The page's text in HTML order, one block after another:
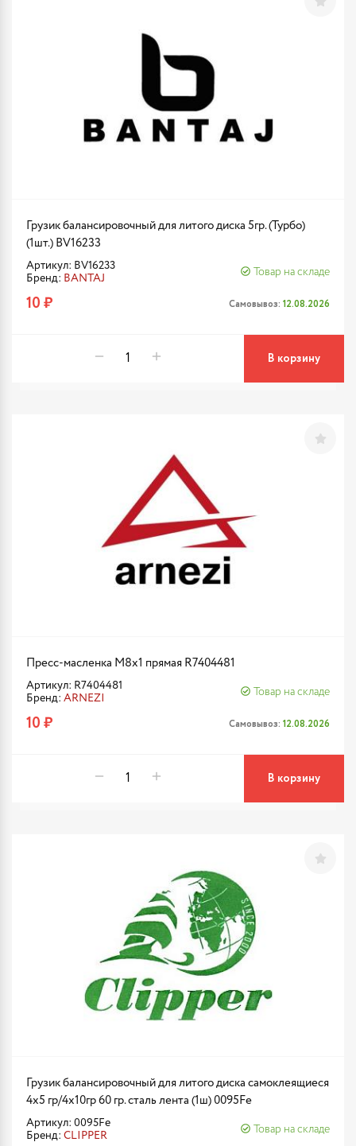
Грузик балансировочный для литого диска 5гр. (Турбо)
(1шт.) BV16233
Артикул: BV16233
Бренд: BANTAJ
Товар на складе
10 ₽ Самовывоз: 12.08.2026
В корзину
Пресс-масленка М8x1 прямая R7404481
Артикул: R7404481
Бренд: ARNEZI
Товар на складе
10 ₽ Самовывоз: 12.08.2026
В корзину
Грузик балансировочный для литого диска самоклеящиеся
4х5 гр/4x10гр 60 гр. сталь лента (1ш) 0095Fe
Артикул: 0095Fe
Бренд: CLIPPER
Товар на складе